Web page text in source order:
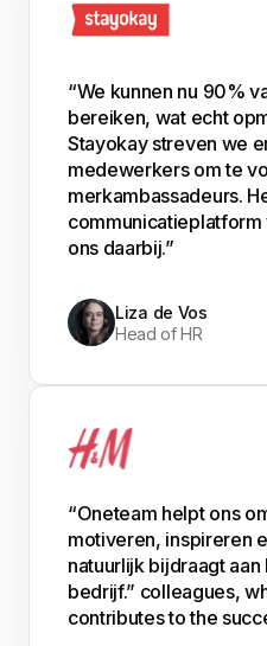
“We kunnen nu 90%
bereiken, wat echt
Stayokay streven we
medewerkers om te
merkambassadeurs.
ons daarbij.”
Liza de Vos
Head of HR
“Oneteam helpt ons
motiveren, inspireren
natuurlijk bijdraagt
bedrijf.” colleagues,
contributes to the